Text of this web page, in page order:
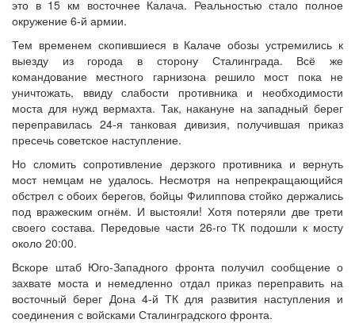
это в 15 км восточнее Калача. Реальностью стало полное
окружение 6-й армии.
Тем временем скопившиеся в Калаче обозы устремились к
выезду из города в сторону Сталинграда. Всё же
командование местного гарнизона решило мост пока не
уничтожать, ввиду слабости противника и необходимости
моста для нужд вермахта. Так, накануне на западный берег
переправилась 24-я танковая дивизия, получившая приказ
пресечь советское наступление.
Но сломить сопротивление дерзкого противника и вернуть
мост немцам не удалось. Несмотря на непрекращающийся
обстрел с обоих берегов, бойцы Филиппова стойко держались
под вражеским огнём. И выстояли! Хотя потеряли две трети
своего состава. Передовые части 26-го ТК подошли к мосту
около 20:00.
Вскоре штаб Юго-Западного фронта получил сообщение о
захвате моста и немедленно отдал приказ переправить на
восточный берег Дона 4-й ТК для развития наступления и
соединения с войсками Сталинградского фронта.